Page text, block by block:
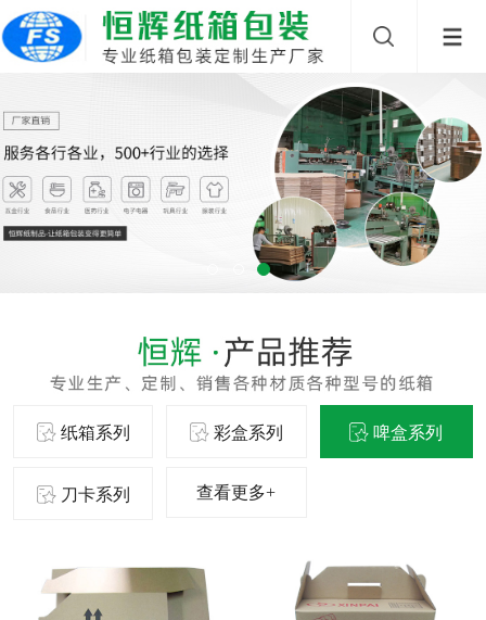
纸箱系列 彩盒系列 啤盒系列
刀卡系列 查看更多+